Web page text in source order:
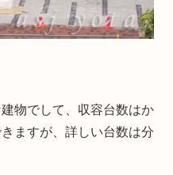
物でして、収容台数はか
ますが、詳しい台数は分